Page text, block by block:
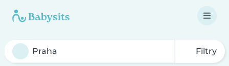
Filtry